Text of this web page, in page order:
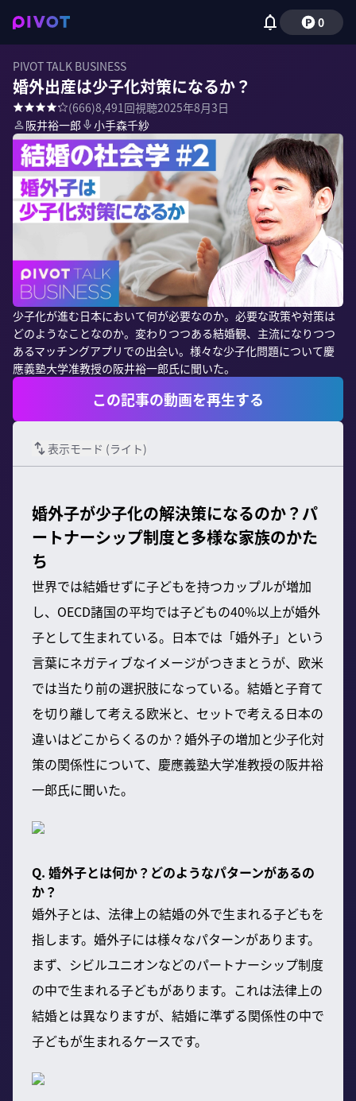
0
PIVOT TALK BUSINESS
婚外出産は少子化対策になるか？
(666)8,491回視聴2025年8月3日
阪井裕一郎
小手森千紗
少子化が進む日本において何が必要なのか。必要な政策や対策は
どのようなことなのか。変わりつつある結婚観、主流になりつつ
あるマッチングアプリでの出会い。様々な少子化問題について慶
應義塾大学准教授の阪井裕一郎氏に聞いた。
この記事の動画を再生する
表示モード (ライト)
婚外子が少子化の解決策になるのか？パ
ートナーシップ制度と多様な家族のかた
ち
世界では結婚せずに子どもを持つカップルが増加
し、OECD諸国の平均では子どもの40%以上が婚外
子として生まれている。日本では「婚外子」という
言葉にネガティブなイメージがつきまとうが、欧米
では当たり前の選択肢になっている。結婚と子育て
を切り離して考える欧米と、セットで考える日本の
違いはどこからくるのか？婚外子の増加と少子化対
策の関係性について、慶應義塾大学准教授の阪井裕
一郎氏に聞いた。
Q. 婚外子とは何か？どのようなパターンがあるの
か？
婚外子とは、法律上の結婚の外で生まれる子どもを
指します。婚外子には様々なパターンがあります。
まず、シビルユニオンなどのパートナーシップ制度
の中で生まれる子どもがあります。これは法律上の
結婚とは異なりますが、結婚に準ずる関係性の中で
子どもが生まれるケースです。